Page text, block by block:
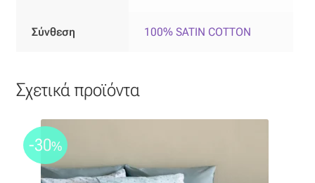
Λονέτα
Μουσελίνα
Μπροκάρ
Σύνθεση 100% SATIN COTTON
Σχετικά προϊόντα
-30%